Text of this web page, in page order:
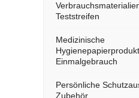
Teststreifen
Medizinische
Einmalgebrauch
Persönliche
Zubehör